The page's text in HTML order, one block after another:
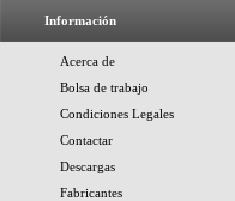
Información
Acerca de
Bolsa de trabajo
Condiciones Legales
Contactar
Descargas
Fabricantes